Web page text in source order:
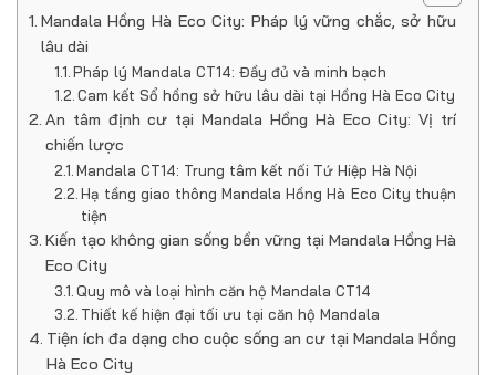
Mandala Hồng Hà Eco City: Pháp lý vững chắc, sở hữu
lâu dài
Pháp lý Mandala CT14: Đầy đủ và minh bạch
Cam kết Sổ hồng sở hữu lâu dài tại Hồng Hà Eco City
An tâm định cư tại Mandala Hồng Hà Eco City: Vị trí
chiến lược
Mandala CT14: Trung tâm kết nối Tứ Hiệp Hà Nội
Hạ tầng giao thông Mandala Hồng Hà Eco City thuận
tiện
Kiến tạo không gian sống bền vững tại Mandala Hồng Hà
Eco City
Quy mô và loại hình căn hộ Mandala CT14
Thiết kế hiện đại tối ưu tại căn hộ Mandala
Tiện ích đa dạng cho cuộc sống an cư tại Mandala Hồng
Hà Eco City